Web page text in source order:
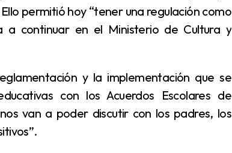
permitió hoy “tener una regulación como
continuar en el Ministerio de Cultura y
con los Acuerdos Escolares de
van a poder discutir con los padres, los